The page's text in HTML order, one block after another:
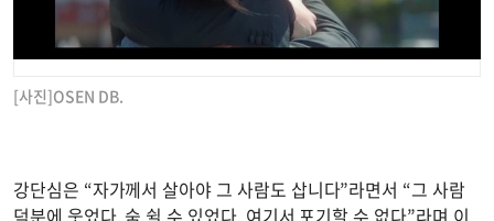
[사진]OSEN DB.
강단심은 “자가께서 살아야 그 사람도 삽니다”라면서 “그 사람